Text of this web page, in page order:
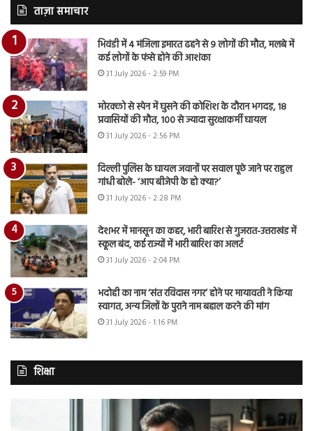
ताज़ा समाचार
भिवंडी में 4 मंजिला इमारत ढहने से 9 लोगों की मौत, मलबे में
कई लोगों के फंसे होने की आशंका
31 July 2026 - 2:59 PM
मोरक्को से स्पेन में घुसने की कोशिश के दौरान भगदड़, 18
प्रवासियों की मौत, 100 से ज्यादा सुरक्षाकर्मी घायल
31 July 2026 - 2:56 PM
दिल्ली पुलिस के घायल जवानों पर सवाल पूछे जाने पर राहुल
गांधी बोले- ‘आप बीजेपी के हो क्या?’
31 July 2026 - 2:28 PM
देशभर में मानसून का कहर, भारी बारिश से गुजरात-उत्तराखंड में
स्कूल बंद, कई राज्यों में भारी बारिश का अलर्ट
31 July 2026 - 2:04 PM
भदोही का नाम ‘संत रविदास नगर’ होने पर मायावती ने किया
स्वागत, अन्य जिलों के पुराने नाम बहाल करने की मांग
31 July 2026 - 1:16 PM
शिक्षा